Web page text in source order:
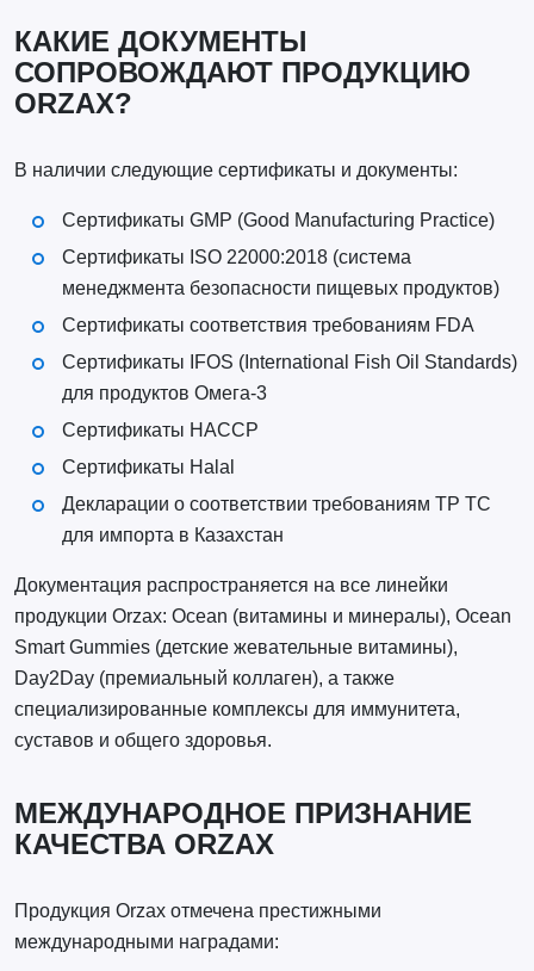
КАКИЕ ДОКУМЕНТЫ
СОПРОВОЖДАЮТ ПРОДУКЦИЮ
ORZAX?
В наличии следующие сертификаты и документы:
Сертификаты GMP (Good Manufacturing Practice)
Сертификаты ISO 22000:2018 (система
менеджмента безопасности пищевых продуктов)
Сертификаты соответствия требованиям FDA
Сертификаты IFOS (International Fish Oil Standards)
для продуктов Омега-3
Сертификаты HACCP
Сертификаты Halal
Декларации о соответствии требованиям ТР ТС
для импорта в Казахстан
Документация распространяется на все линейки
продукции Orzax: Ocean (витамины и минералы), Ocean
Smart Gummies (детские жевательные витамины),
Day2Day (премиальный коллаген), а также
специализированные комплексы для иммунитета,
суставов и общего здоровья.
МЕЖДУНАРОДНОЕ ПРИЗНАНИЕ
КАЧЕСТВА ORZAX
Продукция Orzax отмечена престижными
международными наградами: